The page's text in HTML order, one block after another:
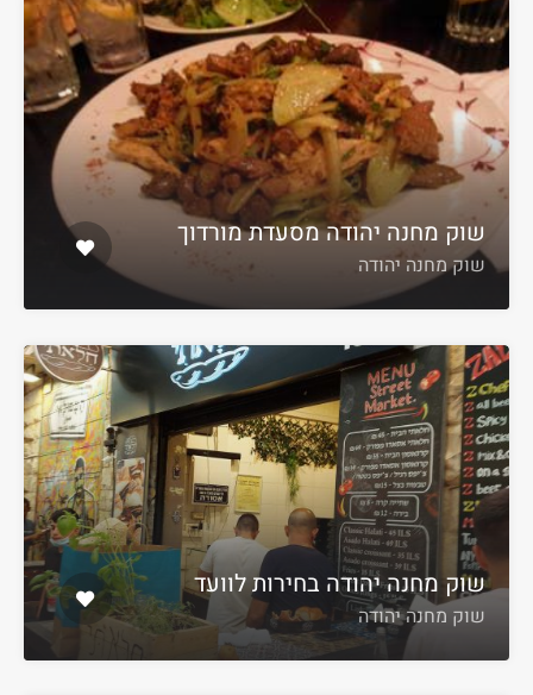
שוק מחנה יהודה מסעדת מורדוך
שוק מחנה יהודה
שוק מחנה יהודה בחירות לוועד
שוק מחנה יהודה